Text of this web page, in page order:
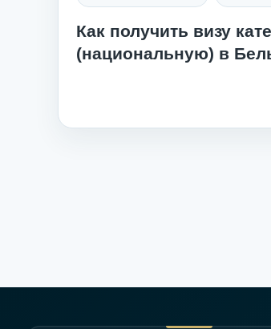
Как получить визу
(национальную) в